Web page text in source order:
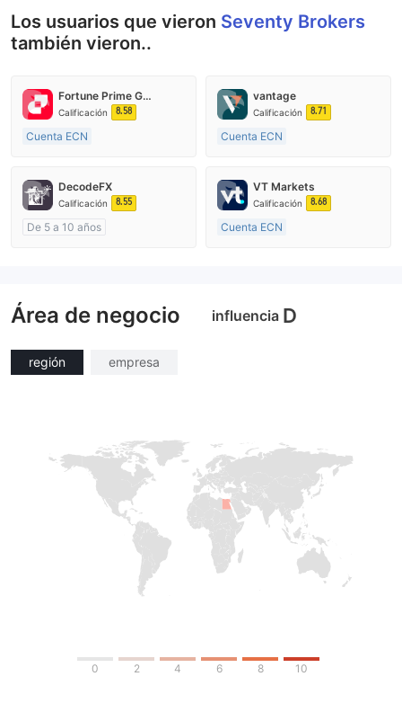
Los usuarios que vieron Seventy Brokers
también vieron..
Fortune Prime Global
Calificación 8.58
Cuenta ECN
Supervisión en Australia
vantage
Calificación 8.71
Cuenta ECN
Supervisión en Australia
DecodeFX
Calificación 8.55
De 5 a 10 años
VT Markets
Calificación 8.68
Cuenta ECN
Licencia completa de MT4
Área de negocio influencia D
región empresa
0 2 4 6 8 10